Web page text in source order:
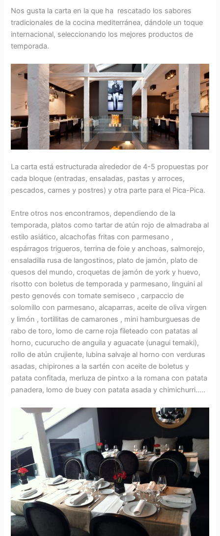
Nos gusta la carta en la que ha rescatado los sabores
tradicionales de la cocina mediterránea, dándole un toque
internacional, seleccionando los mejores productos de
temporada.
La carta está estructurada alrededor de 4-5 propuestas por
cada bloque (entradas, ensaladas, pastas y arroces,
pescados, carnes y postres) y otra parte para el Pica-Pica.
Entre otros nos encontramos, dependiendo de la
temporada, platos como tartar de atún rojo de almadraba al
estilo asiático, alcachofas fritas con parmesano ,
espárragos trigueros, terrina de foie y anchoas, salmorejo,
ensaladilla rusa de langostinos, plato de jamón, plato de
quesos del mundo, croquetas de jamón de york y huevo,
risotto con boletus de temporada y parmesano, linguini al
pesto genovés con tomate semiseco , carpaccio de
solomillo con parmesano, alcaparras, aceite de oliva virgen
y limón , tortillitas de camarones , mini hamburguesas de
rabo de toro, lomo de carne roja fileteado con patatas al
horno, cucurucho de anguila y aguacate (unagui temaki),
rollo de atún crujiente, lubina salvaje al horno con verduras
asadas, chipirones a la sartén con aceite de boletus y
patata confitada, merluza de pintxo a la romana con patata
panadera, lomo de buey con patata asada y chimichurri…..